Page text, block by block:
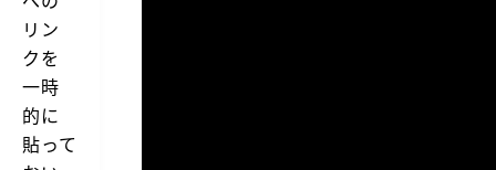
リン
クを
一時
的に
貼って